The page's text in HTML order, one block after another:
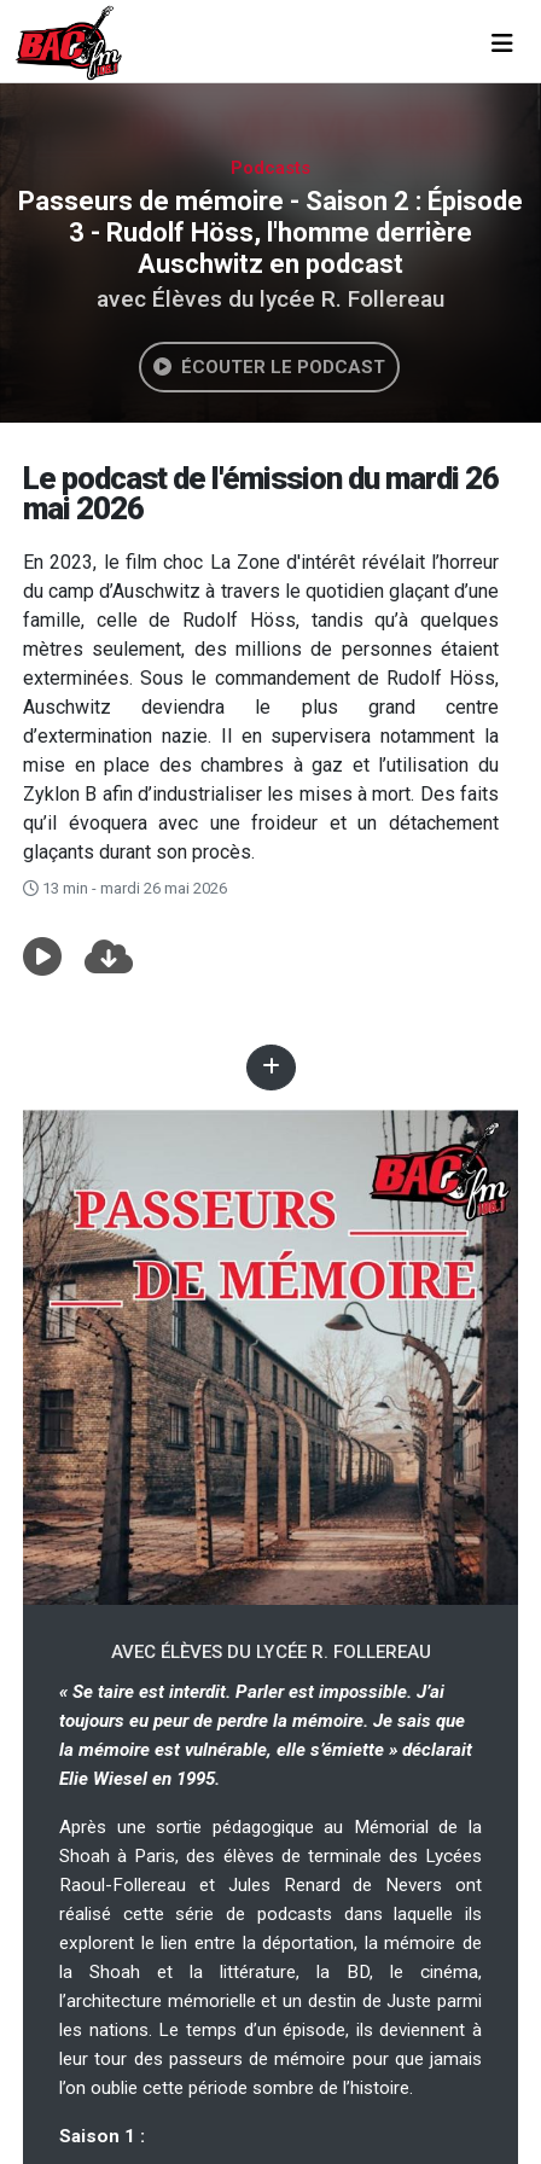
Podcasts
Passeurs de mémoire - Saison 2 : Épisode
3 - Rudolf Höss, l'homme derrière
Auschwitz en podcast
avec Élèves du lycée R. Follereau
ÉCOUTER LE PODCAST
Le podcast de l'émission du mardi 26
mai 2026
En 2023, le film choc La Zone d'intérêt révélait l’horreur
du camp d’Auschwitz à travers le quotidien glaçant d’une
famille, celle de Rudolf Höss, tandis qu’à quelques
mètres seulement, des millions de personnes étaient
exterminées. Sous le commandement de Rudolf Höss,
Auschwitz deviendra le plus grand centre
d’extermination nazie. Il en supervisera notamment la
mise en place des chambres à gaz et l’utilisation du
Zyklon B afin d’industrialiser les mises à mort. Des faits
qu’il évoquera avec une froideur et un détachement
glaçants durant son procès.
13 min - mardi 26 mai 2026
AVEC ÉLÈVES DU LYCÉE R. FOLLEREAU
« Se taire est interdit. Parler est impossible. J’ai
toujours eu peur de perdre la mémoire. Je sais que
la mémoire est vulnérable, elle s’émiette » déclarait
Elie Wiesel en 1995.
Après une sortie pédagogique au Mémorial de la
Shoah à Paris, des élèves de terminale des Lycées
Raoul-Follereau et Jules Renard de Nevers ont
réalisé cette série de podcasts dans laquelle ils
explorent le lien entre la déportation, la mémoire de
la Shoah et la littérature, la BD, le cinéma,
l’architecture mémorielle et un destin de Juste parmi
les nations. Le temps d’un épisode, ils deviennent à
leur tour des passeurs de mémoire pour que jamais
l’on oublie cette période sombre de l’histoire.
Saison 1 :